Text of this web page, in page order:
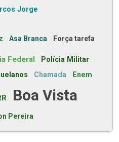
Jorge
Asa Branca Força tarefa
Federal Polícia Militar
Chamada Enem
Boa Vista
Pereira